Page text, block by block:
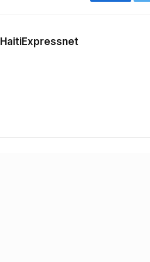
HaitiExpressnet